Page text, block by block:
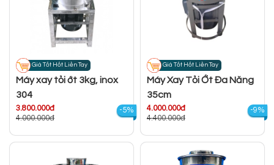
Giá Tốt Hốt Liền Tay
Máy xay tỏi ớt 3kg, inox
304
3.800.000đ
4.000.000đ
-5%
Giá Tốt Hốt Liền Tay
Máy Xay Tỏi Ớt Đa Năng
35cm
4.000.000đ
4.400.000đ
-9%